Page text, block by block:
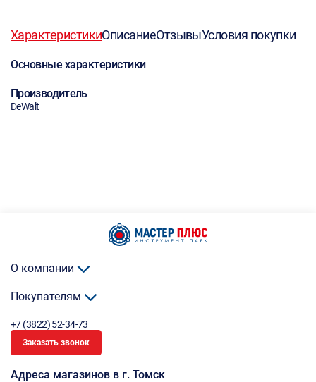
ХарактеристикиОписаниеОтзывыУсловия покупки
Основные характеристики
Производитель
DeWalt
О компании
Покупателям
+7 (3822) 52-34-73
Заказать звонок
Адреса магазинов в г. Томск